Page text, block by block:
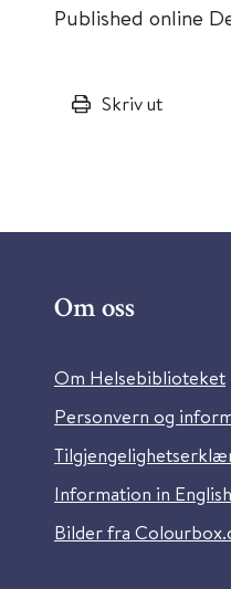
Published online
Skriv ut
Om oss
Om Helsebiblioteket
Personvern og
Information in English
Bilder fra